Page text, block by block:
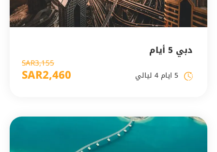
دبي 5 أيام
SAR3,155
SAR2,460 5 ايام 4 ليالي